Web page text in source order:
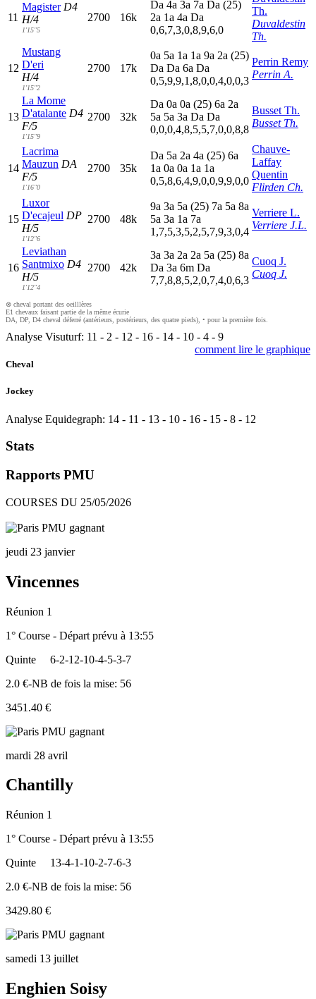
11
Magister D4
H/4
1'15"5
2700 16k
Da 4a 3a 7a Da (25)
2a 1a 4a Da
0,6,7,3,0,8,9,6,0
Th.
Duvaldestin
Th.
12
Mustang
D'eri
H/4
1'15"2
2700 17k
0a 5a 1a 1a 9a 2a (25)
Da Da 6a Da
0,5,9,9,1,8,0,0,4,0,0,3
Perrin Remy
Perrin A.
13
La Mome
D'atalante D4
F/5
1'15"9
2700 32k
Da 0a 0a (25) 6a 2a
5a 5a 3a Da Da
0,0,0,4,8,5,5,7,0,0,8,8
Busset Th.
Busset Th.
14
Lacrima
Mauzun DA
F/5
1'16"0
2700 35k
Da 5a 2a 4a (25) 6a
1a 0a 0a 1a 1a
0,5,8,6,4,9,0,0,9,9,0,0
Chauve-
Laffay
Quentin
Flirden Ch.
15
Luxor
D'ecajeul DP
H/5
1'12"6
2700 48k
9a 3a 5a (25) 7a 5a 8a
5a 3a 1a 7a
1,7,5,3,5,2,5,7,9,3,0,4
Verriere L.
Verriere J.L.
16
Leviathan
Santmixo D4
H/5
1'12"4
2700 42k
3a 3a 2a 2a 5a (25) 8a
Da 3a 6m Da
7,7,8,8,5,2,0,7,4,0,6,3
Cuoq J.
Cuoq J.
⊗ cheval portant des oeilllères
E1 chevaux faisant partie de la même écurie
DA, DP, D4 cheval déferré (antérieurs, postérieurs, des quatre pieds), • pour la première fois.
Analyse Visuturf: 11 - 2 - 12 - 16 - 14 - 10 - 4 - 9
comment lire le graphique
Cheval
Jockey
Analyse Equidegraph: 14 - 11 - 13 - 10 - 16 - 15 - 8 - 12
Stats
Rapports PMU
COURSES DU 25/05/2026
jeudi 23 janvier
Vincennes
Réunion 1
1° Course - Départ prévu à 13:55
Quinte
6-2-12-10-4-5-3-7
2.0 €-NB de fois la mise: 56
3451.40 €
mardi 28 avril
Chantilly
Réunion 1
1° Course - Départ prévu à 13:55
Quinte
13-4-1-10-2-7-6-3
2.0 €-NB de fois la mise: 56
3429.80 €
samedi 13 juillet
Enghien Soisy